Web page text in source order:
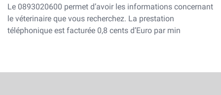
Le 0893020600 permet d’avoir les informations concernant
le véterinaire que vous recherchez. La prestation
téléphonique est facturée 0,8 cents d’Euro par min